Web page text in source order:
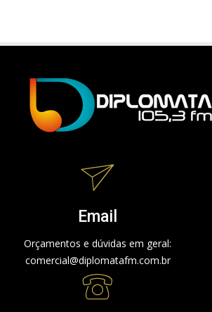
Email
Orçamentos e dúvidas em geral:
comercial@diplomatafm.com.br